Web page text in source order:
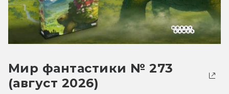
Мир фантастики № 273
(август 2026)